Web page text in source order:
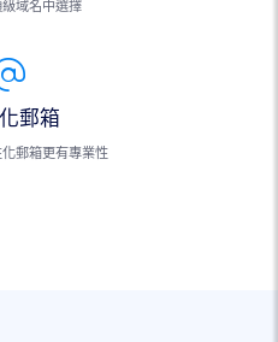
域名中選擇
郵箱
郵箱更有專業性